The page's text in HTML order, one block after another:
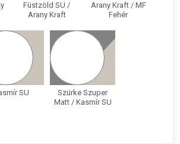
Füstzöld SU /
Arany Kraft
Arany Kraft / MF
Fehér
SU
Szürke Szuper
Matt / Kasmír SU